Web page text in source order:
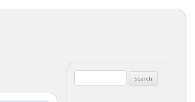
for: